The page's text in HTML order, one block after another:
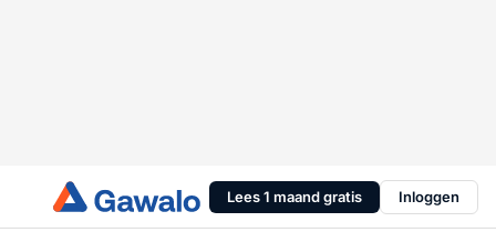
Lees 1 maand gratis Inloggen